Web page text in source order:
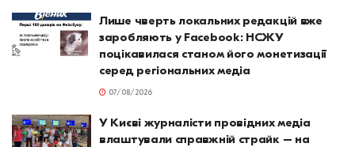
Лише чверть локальних редакцій вже
заробляють у Facebook: НСЖУ
поцікавилася станом його монетизації
серед регіональних медіа
07/08/2026
У Києві журналісти провідних медіа
влаштували справжній страйк – на